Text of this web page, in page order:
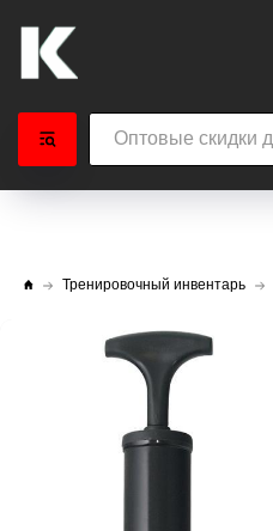
Тренировочный инвентарь